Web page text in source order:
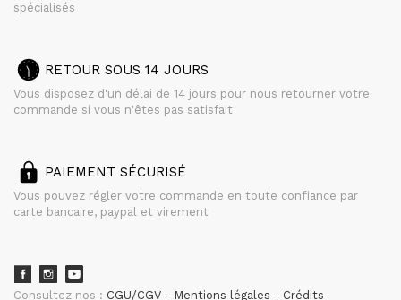
spécialisés
RETOUR SOUS 14 JOURS
Vous disposez d'un délai de 14 jours pour nous retourner votre
commande si vous n'êtes pas satisfait
PAIEMENT SÉCURISÉ
Vous pouvez régler votre commande en toute confiance par
carte bancaire, paypal et virement
Consultez nos : CGU/CGV Mentions légales Crédits